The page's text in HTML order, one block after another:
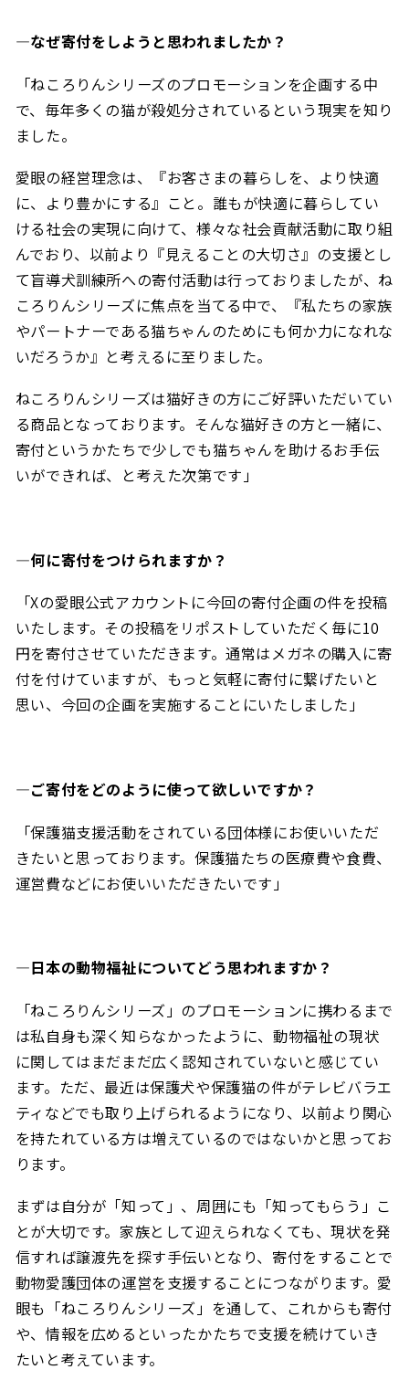
―なぜ寄付をしようと思われましたか？
「ねころりんシリーズのプロモーションを企画する中
で、毎年多くの猫が殺処分されているという現実を知り
ました。
愛眼の経営理念は、『お客さまの暮らしを、より快適
に、より豊かにする』こと。誰もが快適に暮らしてい
ける社会の実現に向けて、様々な社会貢献活動に取り組
んでおり、以前より『見えることの大切さ』の支援とし
て盲導犬訓練所への寄付活動は行っておりましたが、ね
ころりんシリーズに焦点を当てる中で、『私たちの家族
やパートナーである猫ちゃんのためにも何か力になれな
いだろうか』と考えるに至りました。
ねころりんシリーズは猫好きの方にご好評いただいてい
る商品となっております。そんな猫好きの方と一緒に、
寄付というかたちで少しでも猫ちゃんを助けるお手伝
いができれば、と考えた次第です」
―何に寄付をつけられますか？
「Xの愛眼公式アカウントに今回の寄付企画の件を投稿
いたします。その投稿をリポストしていただく毎に10
円を寄付させていただきます。通常はメガネの購入に寄
付を付けていますが、もっと気軽に寄付に繋げたいと
思い、今回の企画を実施することにいたしました」
―ご寄付をどのように使って欲しいですか？
「保護猫支援活動をされている団体様にお使いいただ
きたいと思っております。保護猫たちの医療費や食費、
運営費などにお使いいただきたいです」
―日本の動物福祉についてどう思われますか？
「ねころりんシリーズ」のプロモーションに携わるまで
は私自身も深く知らなかったように、動物福祉の現状
に関してはまだまだ広く認知されていないと感じてい
ます。ただ、最近は保護犬や保護猫の件がテレビバラエ
ティなどでも取り上げられるようになり、以前より関心
を持たれている方は増えているのではないかと思ってお
ります。
まずは自分が「知って」、周囲にも「知ってもらう」こ
とが大切です。家族として迎えられなくても、現状を発
信すれば譲渡先を探す手伝いとなり、寄付をすることで
動物愛護団体の運営を支援することにつながります。愛
眼も「ねころりんシリーズ」を通して、これからも寄付
や、情報を広めるといったかたちで支援を続けていき
たいと考えています。